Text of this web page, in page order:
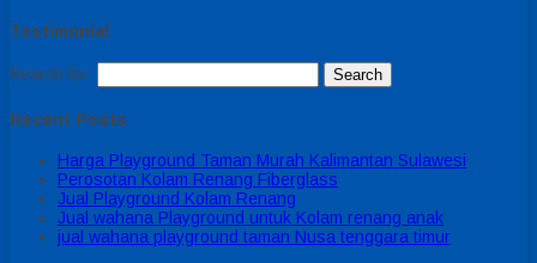
Testimonial
Search for:
Recent Posts
Harga Playground Taman Murah Kalimantan Sulawesi
Perosotan Kolam Renang Fiberglass
Jual Playground Kolam Renang
Jual wahana Playground untuk Kolam renang anak
jual wahana playground taman Nusa tenggara timur